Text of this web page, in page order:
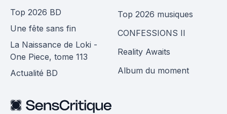
Top 2026 BD
Une fête sans fin
La Naissance de Loki -
One Piece, tome 113
Actualité BD
Top 2026 musiques
CONFESSIONS II
Reality Awaits
Album du moment